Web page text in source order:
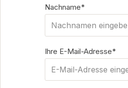
Nachname*
Ihre E-Mail-Adresse*